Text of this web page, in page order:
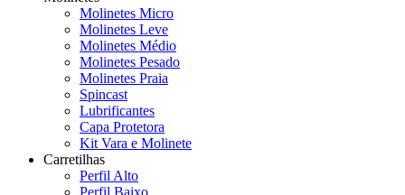
Molinetes Micro
Molinetes Leve
Molinetes Médio
Molinetes Pesado
Molinetes Praia
Spincast
Lubrificantes
Capa Protetora
Kit Vara e Molinete
Carretilhas
Perfil Alto
Perfil Baixo